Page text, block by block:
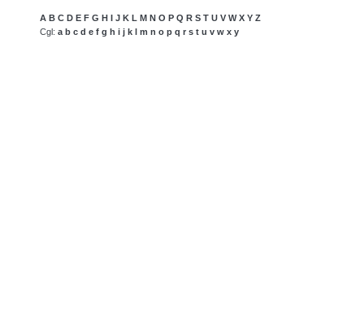
A B C D E F G H I J K L M N O P Q R S T U V W X Y Z
Cgl: a b c d e f g h i j k l m n o p q r s t u v w x y